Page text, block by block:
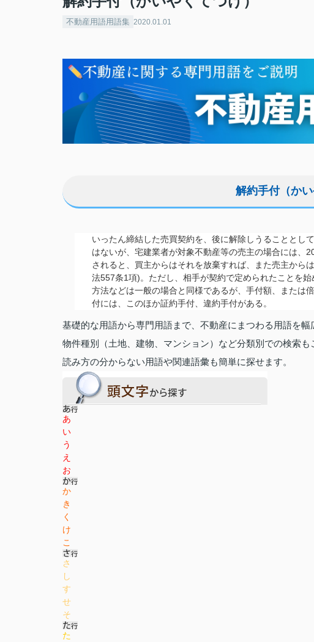
不動産用語用語集 2020.01.01
解約手付（かい
いったん締結した売買契約を、後に解除しうることとし
はないが、宅建業者が対象不動産等の売主の場合には、
されると、買主からはそれを放棄すれば、また売主から
法557条1項)。ただし、相手が契約で定められたことを
方法などは一般の場合と同様であるが、手付額、または
付には、このほか証約手付、違約手付がある。
基礎的な用語から専門用語まで、不動産にまつわる用語を幅
物件種別（土地、建物、マンション）など分類別での検索も
読み方の分からない用語や関連語彙も簡単に探せます。
あ
い
う
え
お
か
き
く
け
こ
さ
し
す
せ
そ
た